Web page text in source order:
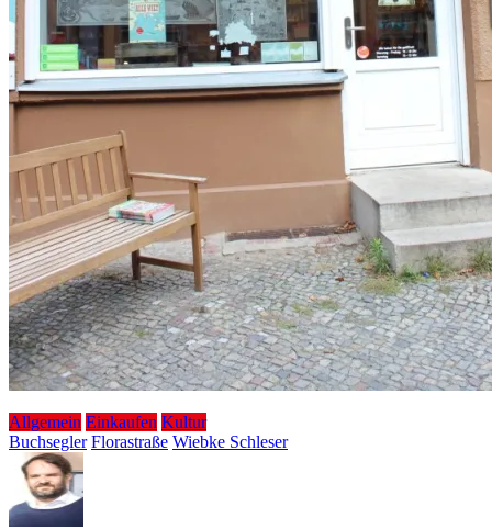
Allgemein Einkaufen Kultur
Buchsegler Florastraße Wiebke Schleser